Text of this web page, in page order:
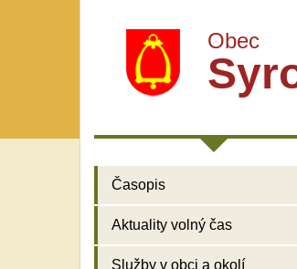
Obec
Časopis
Aktuality volný čas
Služby v obci a okolí